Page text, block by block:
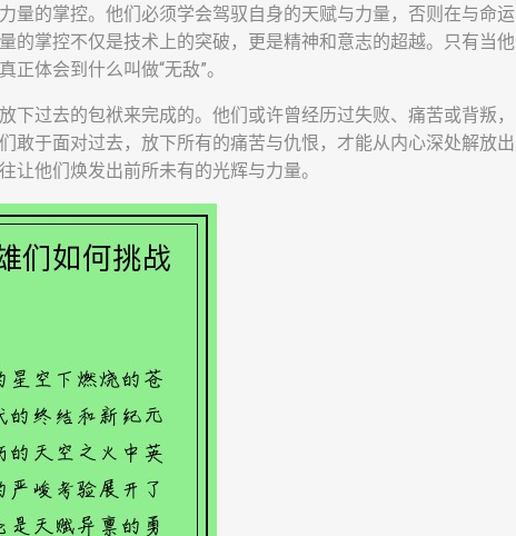
量的掌控。他们必须学会驾驭自身的天赋与力量，否则在与命运
的掌控不仅是技术上的突破，更是精神和意志的超越。只有当他
体会到什么叫做“无敌”。
过去的包袱来完成的。他们或许曾经历过失败、痛苦或背叛，
敢于面对过去，放下所有的痛苦与仇恨，才能从内心深处解放出
他们焕发出前所未有的光辉与力量。